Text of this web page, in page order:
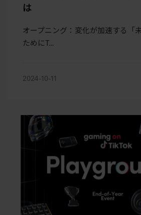
は
オープニング：変化が加速する「
ためにT…
2024-10-11